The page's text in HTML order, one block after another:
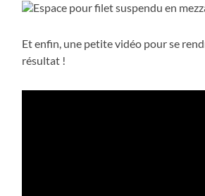
Et enfin, une petite vidéo pour se
résultat !